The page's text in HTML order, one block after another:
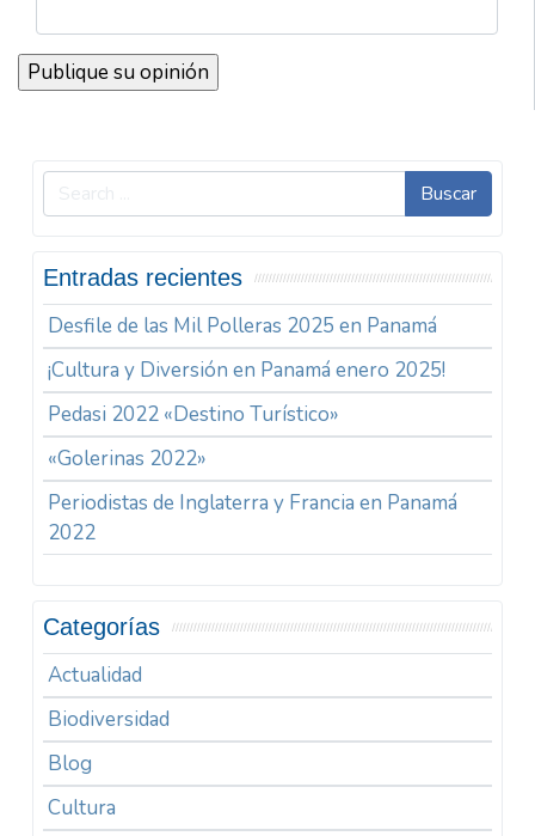
Buscar
Entradas recientes
Desfile de las Mil Polleras 2025 en Panamá
¡Cultura y Diversión en Panamá enero 2025!
Pedasi 2022 «Destino Turístico»
«Golerinas 2022»
Periodistas de Inglaterra y Francia en Panamá
2022
Categorías
Actualidad
Biodiversidad
Blog
Cultura